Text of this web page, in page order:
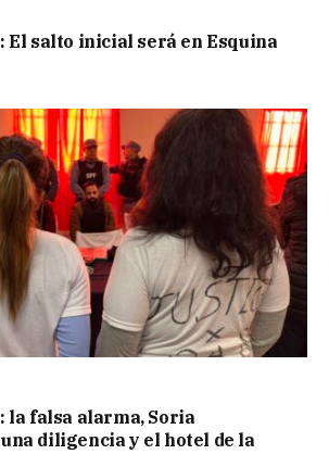
El salto inicial será en Esquina
la falsa alarma, Soria
diligencia y el hotel de la